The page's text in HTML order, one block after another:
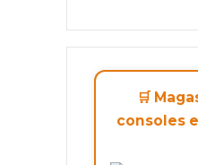
🛒
consoles